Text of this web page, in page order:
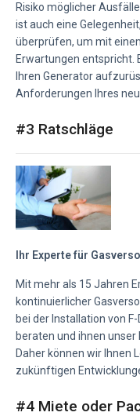
Risiko möglicher
ist auch eine
überprüfen, um mit
Erwartungen entspricht.
Ihren Generator
Anforderungen Ihres
#3 Ratschläge
Ihr Experte für
Mit mehr als 15 Jahren
kontinuierlicher
bei der Installation von
beraten und ihnen
Daher können wir Ihnen
zukünftigen
#4 Miete oder